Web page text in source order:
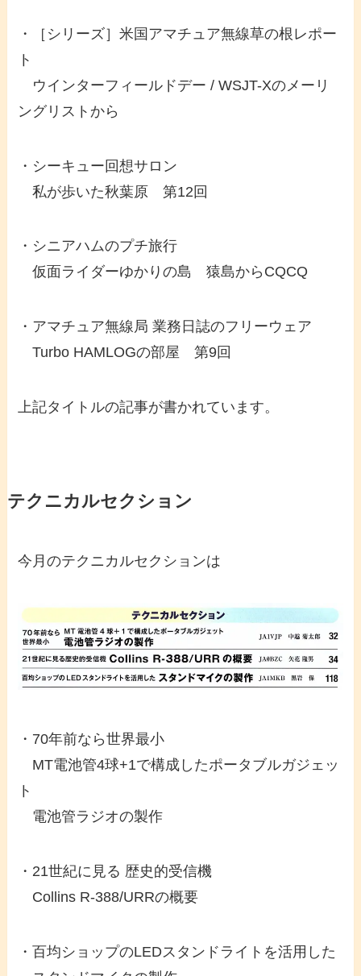
・［シリーズ］米国アマチュア無線草の根レポー
ト
ウインターフィールドデー / WSJT-Xのメーリ
ングリストから
・シーキュー回想サロン
私が歩いた秋葉原 第12回
・シニアハムのプチ旅行
仮面ライダーゆかりの島 猿島からCQCQ
・アマチュア無線局 業務日誌のフリーウェア
Turbo HAMLOGの部屋 第9回
上記タイトルの記事が書かれています。
テクニカルセクション
今月のテクニカルセクションは
・70年前なら世界最小
MT電池管4球+1で構成したポータブルガジェッ
ト
電池管ラジオの製作
・21世紀に見る 歴史的受信機
Collins R-388/URRの概要
・百均ショップのLEDスタンドライトを活用した